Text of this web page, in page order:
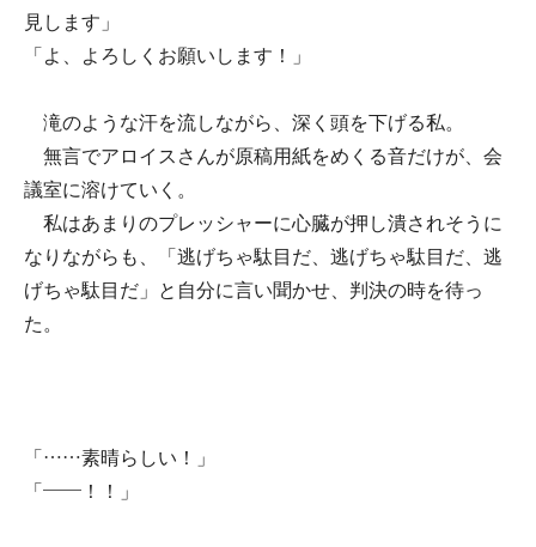
見します」
「よ、よろしくお願いします！」
滝のような汗を流しながら、深く頭を下げる私。
無言でアロイスさんが原稿用紙をめくる音だけが、会
議室に溶けていく。
私はあまりのプレッシャーに心臓が押し潰されそうに
なりながらも、「逃げちゃ駄目だ、逃げちゃ駄目だ、逃
げちゃ駄目だ」と自分に言い聞かせ、判決の時を待っ
た。
「……素晴らしい！」
「――！！」